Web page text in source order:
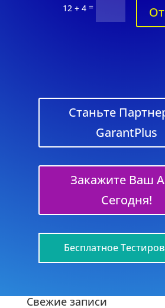
12 + 4 =
Станьте
GarantPlus
Закажите Ваш
Сегодня!
Бесплатное
Свежие записи